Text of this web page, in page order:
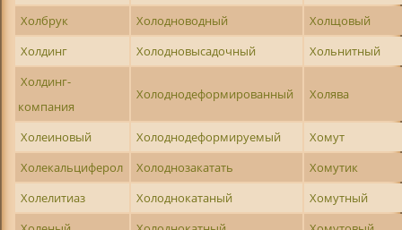
Холбрук
Холодноводный
Холщовый
Холдинг
Холодновысадочный
Хольнитный
Холдинг-
компания
Холоднодеформированный Холява
Холеиновый Холоднодеформируемый
Хомут
Холекальциферол
Холоднозакатать
Хомутик
Холелитиаз
Холоднокатаный
Хомутный